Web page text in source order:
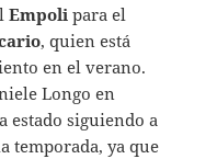
Empoli para el
, quien está
en el verano.
Longo en
estado siguiendo a
temporada, ya que